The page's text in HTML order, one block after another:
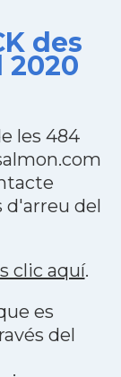
des
2020
les 484
d'arreu del
clic aquí.
es
del